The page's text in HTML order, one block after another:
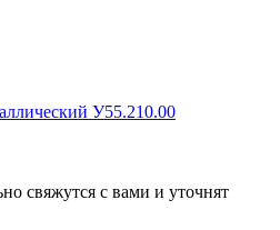
У55.210.00
свяжутся с вами и уточнят